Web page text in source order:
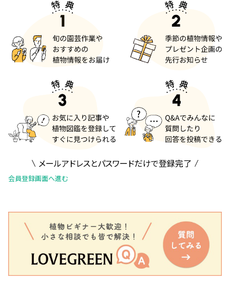
メールアドレスとパスワードだけで登録完了
会員登録画面へ進む